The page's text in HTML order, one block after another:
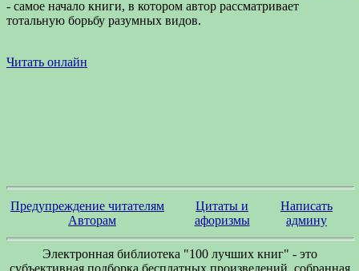
- самое начало книги, в котором автор рассматривает
тотальную борьбу разумных видов.
Читать онлайн
Предупреждение читателям
Авторам
Цитаты и
афоризмы
Написать
админу
Электронная библиотека "100 лучших книг" - это
субъективная подборка бесплатных произведений, собранная